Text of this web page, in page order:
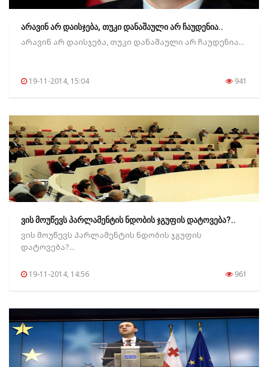
არავინ არ დაისჯება, თუკი დანაშაული არ ჩაუდენია..
არავინ არ დაისჯება, თუკი დანაშაული არ ჩაუდენია...
19-11-2014, 15:04 941
ვის მოუწევს პარლამენტის ნდობის ჯგუფის დატოვება?..
ვის მოუწევს პარლამენტის ნდობის ჯგუფის
დატოვება?...
19-11-2014, 14:56 961